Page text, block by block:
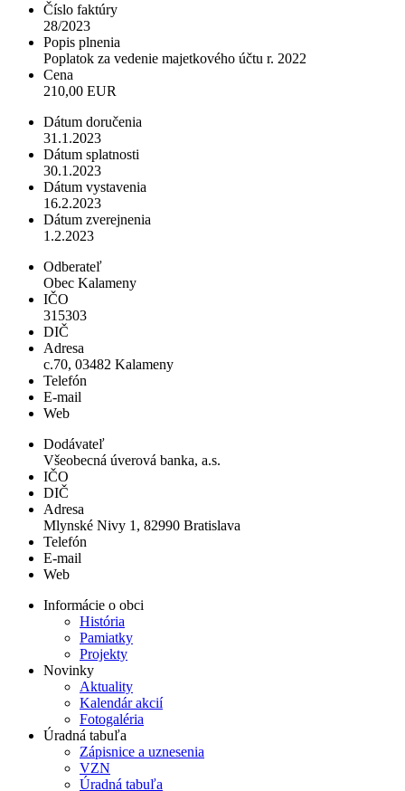
Číslo faktúry
28/2023
Popis plnenia
Poplatok za vedenie majetkového účtu r. 2022
Cena
210,00 EUR
Dátum doručenia
31.1.2023
Dátum splatnosti
30.1.2023
Dátum vystavenia
16.2.2023
Dátum zverejnenia
1.2.2023
Odberateľ
Obec Kalameny
IČO
315303
DIČ
Adresa
c.70, 03482 Kalameny
Telefón
E-mail
Web
Dodávateľ
Všeobecná úverová banka, a.s.
IČO
DIČ
Adresa
Mlynské Nivy 1, 82990 Bratislava
Telefón
E-mail
Web
Informácie o obci
História
Pamiatky
Projekty
Novinky
Aktuality
Kalendár akcií
Fotogaléria
Úradná tabuľa
Zápisnice a uznesenia
VZN
Úradná tabuľa